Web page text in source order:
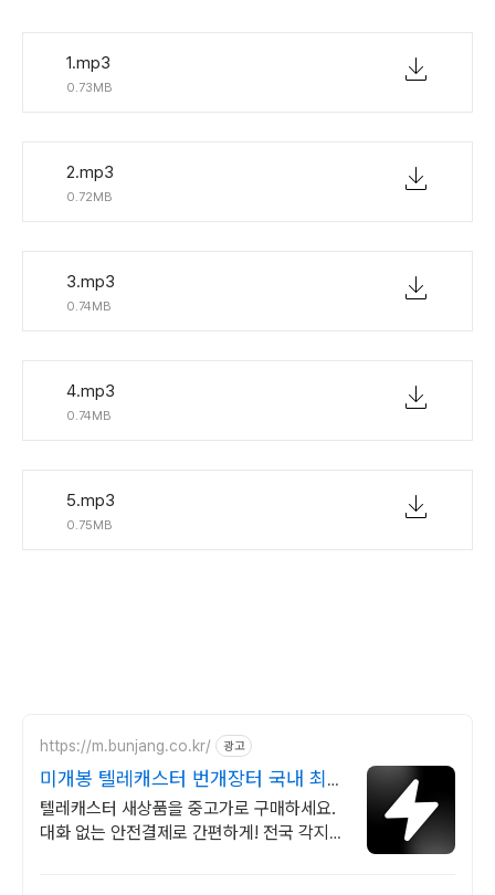
1.mp3
0.73MB
2.mp3
0.72MB
3.mp3
0.74MB
4.mp3
0.74MB
5.mp3
0.75MB
https://m.bunjang.co.kr/ 광고
미개봉 텔레캐스터 번개장터 국내 최대
브랜드 중고거래
텔레캐스터 새상품을 중고가로 구매하세요.
대화 없는 안전결제로 간편하게! 전국 각지에